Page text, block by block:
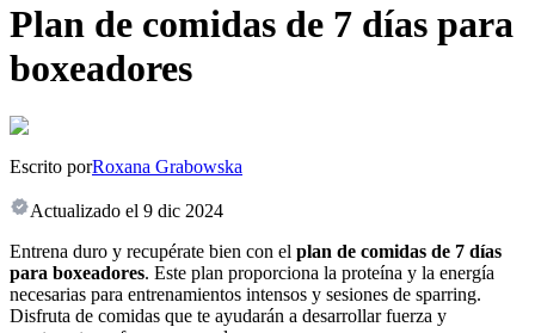
Plan de comidas de 7 días para
boxeadores
Escrito porRoxana Grabowska
Actualizado el 9 dic 2024
Entrena duro y recupérate bien con el plan de comidas de 7 días
para boxeadores. Este plan proporciona la proteína y la energía
necesarias para entrenamientos intensos y sesiones de sparring.
Disfruta de comidas que te ayudarán a desarrollar fuerza y